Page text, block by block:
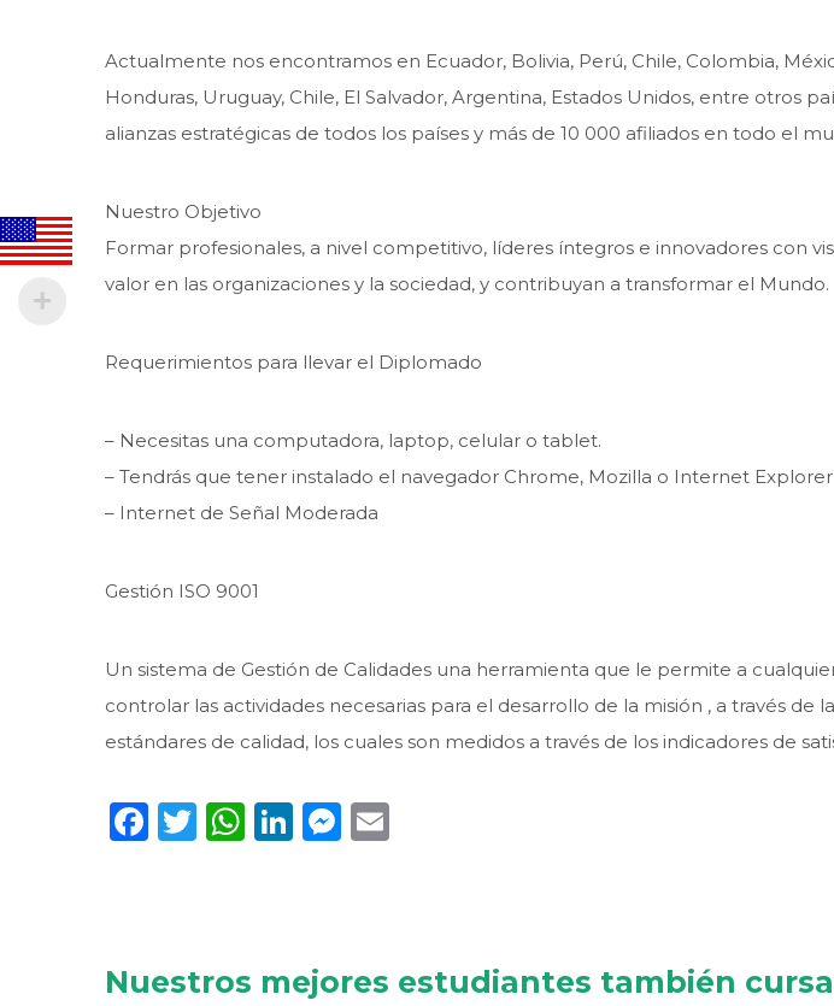
Actualmente nos encontramos en Ecuador, Bolivia, Perú, Chile, Colombia,
Honduras, Uruguay, Chile, El Salvador, Argentina, Estados Unidos, entre otros
alianzas estratégicas de todos los países y más de 10 000 afiliados en todo el
Nuestro Objetivo
Formar profesionales, a nivel competitivo, líderes íntegros e innovadores con
valor en las organizaciones y la sociedad, y contribuyan a transformar el Mundo.
Requerimientos para llevar el Diplomado
– Necesitas una computadora, laptop, celular o tablet.
– Tendrás que tener instalado el navegador Chrome, Mozilla o Internet Explorer
– Internet de Señal Moderada
Gestión ISO 9001
Un sistema de Gestión de Calidades una herramienta que le permite a
controlar las actividades necesarias para el desarrollo de la misión , a través de
estándares de calidad, los cuales son medidos a través de los indicadores de
Facebook
Twitter
WhatsApp
LinkedIn
Messenger
Nuestros mejores estudiantes también